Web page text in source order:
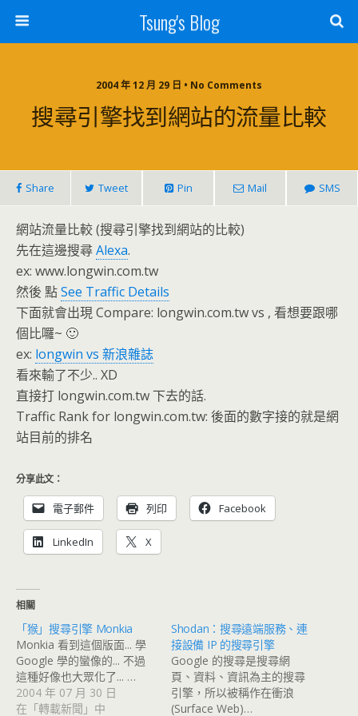
Tsung's Blog
2004 年 12 月 29 日 • No Comments
搜尋引擎找到網站的流量比較
Share Tweet Pin Mail SMS
網站流量比較 (搜尋引擎找到網站的比較)
先在這邊搜尋Alexa.
ex: www.longwin.com.tw
然後 點See Traffic Details
下面就會出現 Compare: longwin.com.tw vs , 看想要跟哪
個比囉~ 🙂
ex: longwin vs 新浪雜誌
看來輸了不少.. XD
直接打 longwin.com.tw 下去的話.
Traffic Rank for longwin.com.tw: 後面的數字接的就是網
站目前的排名
分享此文：
電子郵件 列印 Facebook
LinkedIn X
相關
「猴」搜尋引擎 Monkia
Monkia 看到這個版面... 學
Google 學的蠻像的... 不過
這種好像也大眾化了... …
2004 年 07 月 30 日
在「轉載新聞」中
Shodan：搜尋遠端服務、連
接設備 IP 的搜尋引擎
Google 的搜尋是搜尋網
頁、資料、資訊為主的搜尋
引擎，所以被稱作在衝浪
(Surface Web)…